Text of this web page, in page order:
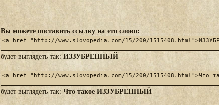
Вы можете поставить ссылку на это слово:
будет выглядеть так:ИЗЗУБРЕННЫЙ
будет выглядеть так: Что такое ИЗЗУБРЕННЫЙ